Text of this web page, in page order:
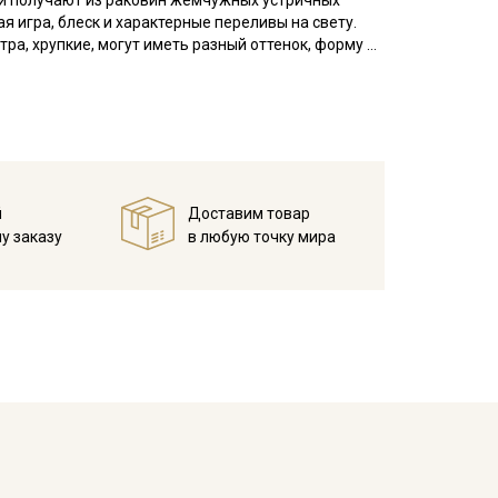
блеск и характерные переливы на свету.
хрупкие, могут иметь разный оттенок, форму и
написать об этом в комментарии к заказу.
заказу
Доставим товар
в любую точку мира